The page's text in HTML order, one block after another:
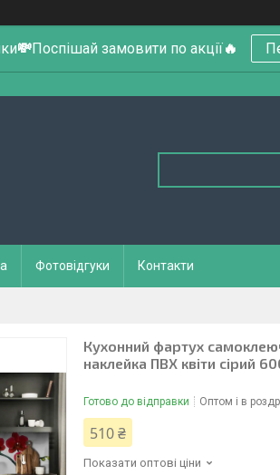
💸Поспішай замовити по акції🔥
Фотовідгуки Контакти
Кухонний фартух
наклейка ПВХ квіти сірий
Готово до відправки Оптом і в
510 ₴
Показати оптові ціни